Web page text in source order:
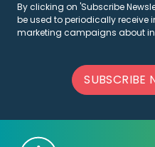
By clicking on 'Subscribe
be used to periodically receive
marketing campaigns about
SUBSCRIBE